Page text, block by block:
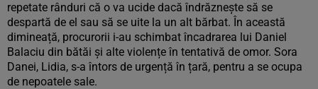
repetate rânduri că o va ucide dacă îndrăznește să se
despartă de el sau să se uite la un alt bărbat. În această
dimineață, procurorii i-au schimbat încadrarea lui Daniel
Balaciu din bătăi și alte violențe în tentativă de omor. Sora
Danei, Lidia, s-a întors de urgență în țară, pentru a se ocupa
de nepoatele sale.